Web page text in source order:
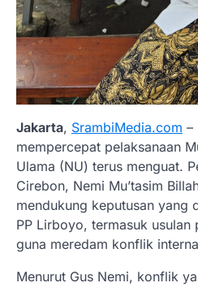
Jakarta, SrambiMedia.com –
mempercepat pelaksanaan
Ulama (NU) terus menguat.
Cirebon, Nemi Mu’tasim
mendukung keputusan yang
PP Lirboyo, termasuk usulan
guna meredam konflik
Menurut Gus Nemi, konflik